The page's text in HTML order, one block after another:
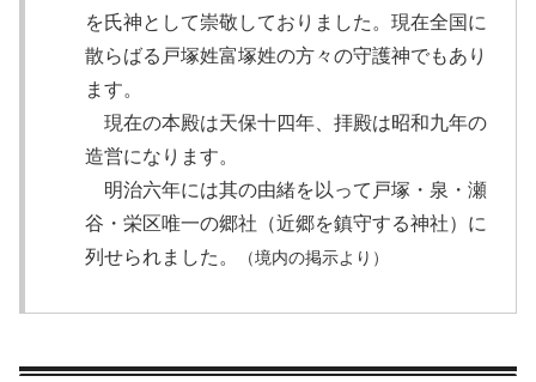
を氏神として崇敬しておりました。現在全国に
散らばる戸塚姓富塚姓の方々の守護神でもあり
ます。
現在の本殿は天保十四年、拝殿は昭和九年の
造営になります。
明治六年には其の由緒を以って戸塚・泉・瀬
谷・栄区唯一の郷社（近郷を鎮守する神社）に
列せられました。
（境内の掲示より）